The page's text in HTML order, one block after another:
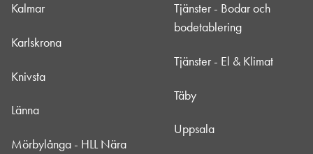
Kalmar
Karlskrona
Knivsta
Länna
Mörbylånga - HLL Nära
Tjänster - Bodar och
bodetablering
Tjänster - El & Klimat
Täby
Uppsala